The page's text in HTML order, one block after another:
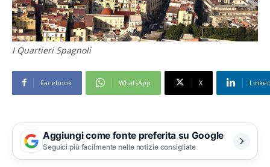
I Quartieri Spagnoli
Facebook WhatsApp X
Aggiungi come fonte preferita su Google
Seguici più facilmente nelle notizie consigliate